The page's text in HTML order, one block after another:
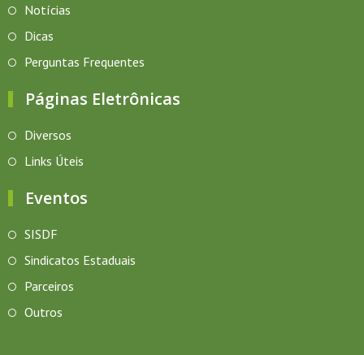
Notícias
Dicas
Perguntas Frequentes
Páginas Eletrônicas
Diversos
Links Úteis
Eventos
SISDF
Sindicatos Estaduais
Parceiros
Outros